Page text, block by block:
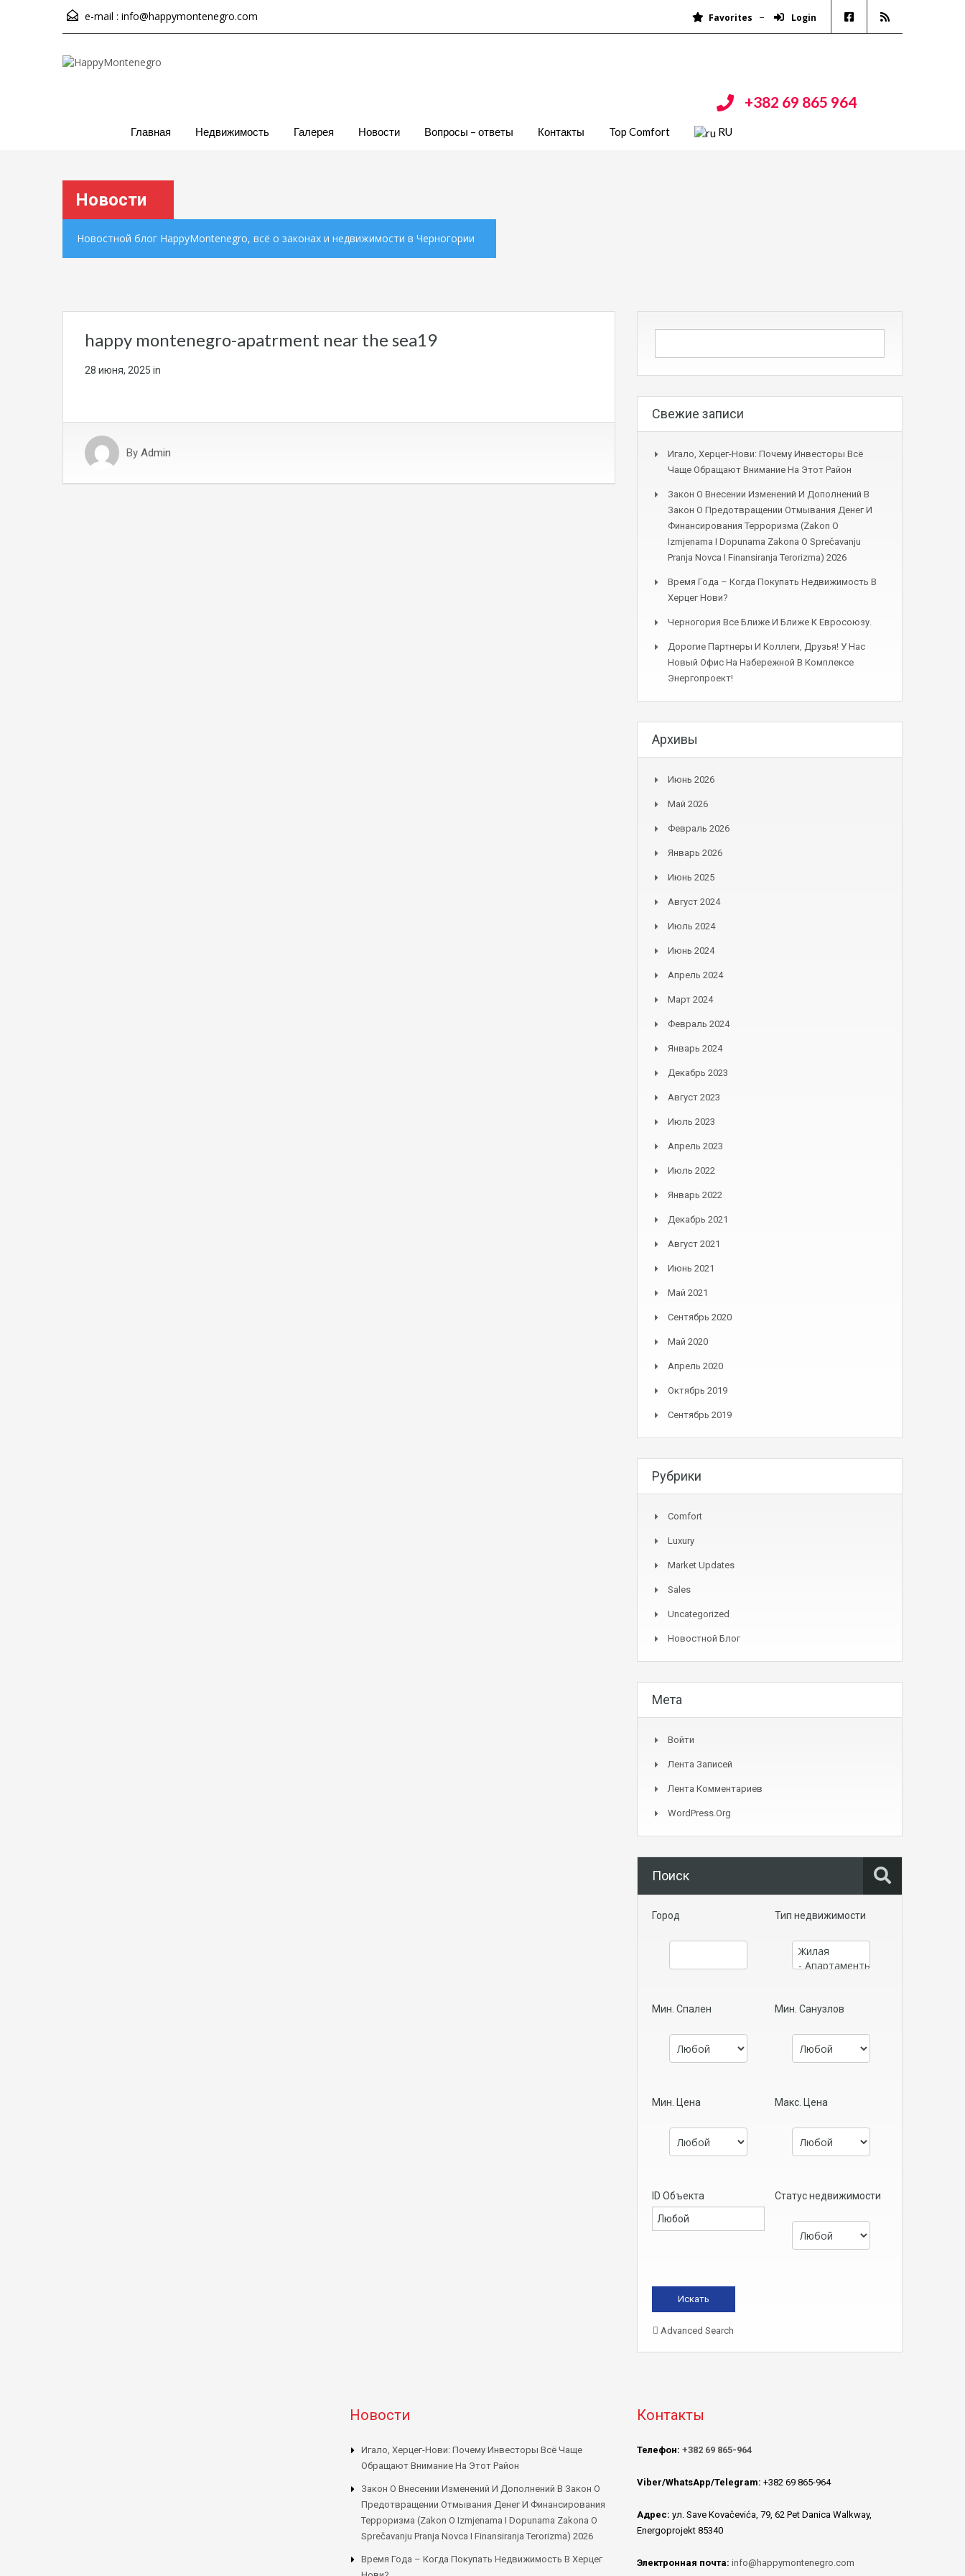
e-mail : info@happymontenegro.com Favorites Login
+382 69 865 964
Главная Недвижимость Галерея Новости Вопросы – ответы Контакты Top Comfort RU
Новости
Новостной блог HappyMontenegro, всё о законах и недвижимости в Черногории
happy montenegro-apatrment near the sea19
28 июня, 2025 in
By Admin
Свежие записи
Игало, Херцег-Нови: Почему Инвесторы Всё
Чаще Обращают Внимание На Этот Район
Закон О Внесении Изменений И Дополнений В
Закон О Предотвращении Отмывания Денег И
Финансирования Терроризма (Zakon O
Izmjenama I Dopunama Zakona O Sprečavanju
Pranja Novca I Finansiranja Terorizma) 2026
Время Года – Когда Покупать Недвижимость В
Херцег Нови?
Черногория Все Ближе И Ближе К Евросоюзу.
Дорогие Партнеры И Коллеги, Друзья! У Нас
Новый Офис На Набережной В Комплексе
Энергопроект!
Архивы
Июнь 2026
Май 2026
Февраль 2026
Январь 2026
Июнь 2025
Август 2024
Июль 2024
Июнь 2024
Апрель 2024
Март 2024
Февраль 2024
Январь 2024
Декабрь 2023
Август 2023
Июль 2023
Апрель 2023
Июль 2022
Январь 2022
Декабрь 2021
Август 2021
Июнь 2021
Май 2021
Сентябрь 2020
Май 2020
Апрель 2020
Октябрь 2019
Сентябрь 2019
Рубрики
Comfort
Luxury
Market Updates
Sales
Uncategorized
Новостной Блог
Мета
Войти
Лента Записей
Лента Комментариев
WordPress.org
Поиск
Город Тип недвижимости
Мин. Спален Мин. Санузлов
Мин. Цена Макс. Цена
ID Объекта Статус недвижимости
Advanced Search
Новости
Игало, Херцег-Нови: Почему Инвесторы Всё Чаще
Обращают Внимание На Этот Район
Закон О Внесении Изменений И Дополнений В Закон О
Предотвращении Отмывания Денег И Финансирования
Терроризма (Zakon O Izmjenama I Dopunama Zakona O
Sprečavanju Pranja Novca I Finansiranja Terorizma) 2026
Время Года – Когда Покупать Недвижимость В Херцег
Контакты
Телефон: +382 69 865-964
Viber/WhatsApp/Telegram: +382 69 865-964
Адрес: ул. Save Kovačevića, 79, 62 Pet Danica Walkway,
Energoprojekt 85340
Электронная почта: info@happymontenegro.com